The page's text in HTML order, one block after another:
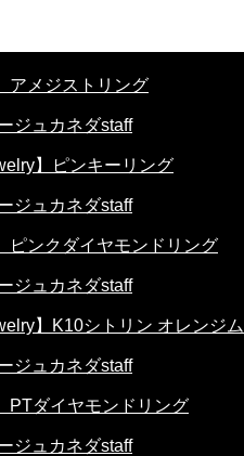
アメジストリング
ジュカネダstaff
】ピンキーリング
ジュカネダstaff
ピンクダイヤモンドリング
ジュカネダstaff
】K10シトリン オレンジ
ジュカネダstaff
PTダイヤモンドリング
ジュカネダstaff